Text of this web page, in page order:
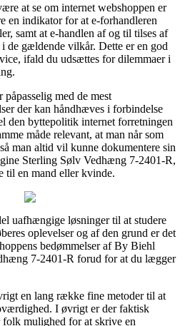
at se om internet webshoppen er
en indikator for at e-forhandleren
samt at e-handlen af og til tilses af
de gældende vilkår. Dette er en god
ifald du udsættes for dilemmaer i
med de mest
der kan håndhæves i forbindelse
den byttepolitik internet forretningen
måde relevant, at man når som
man altid vil kunne dokumentere sin
Sterling Sølv Vedhæng 7-2401-R,
til en mand eller kvinde.
uafhængige løsninger til at studere
oplevelser og af den grund er det
bedømmelser af By Biehl
7-2401-R forud for at du lægger
en lang række fine metoder til at
I øvrigt er der faktisk
mulighed for at skrive en